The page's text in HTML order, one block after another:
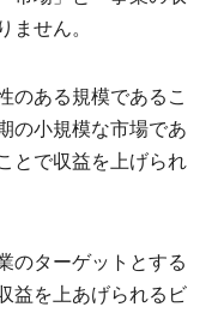
ません。
のある規模であるこ
の小規模な市場であ
とで収益を上げられ
のターゲットとする
益を上あげられるビ